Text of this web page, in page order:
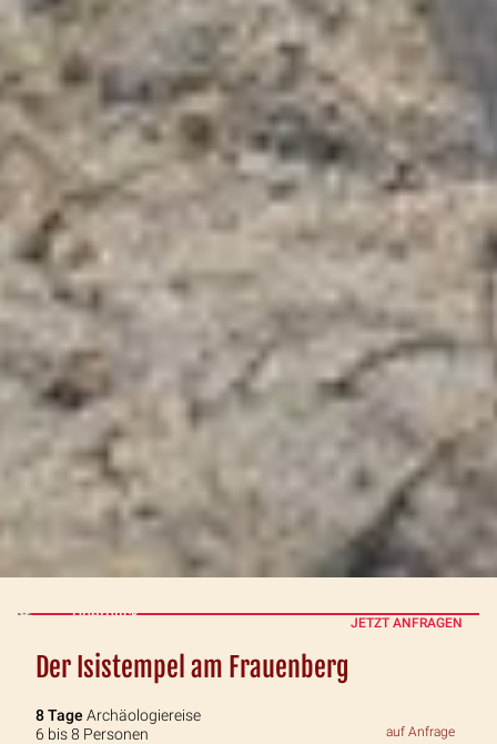
Überblick
JETZT ANFRAGEN
Der Isistempel am Frauenberg
8 Tage Archäologiereise
6 bis 8 Personen
auf Anfrage